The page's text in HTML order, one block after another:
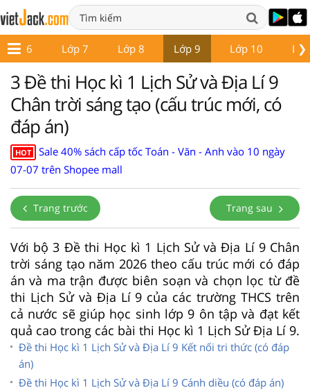
❯
Lớp 6 Lớp 7 Lớp 8 Lớp 9 Lớp 10
3 Đề thi Học kì 1 Lịch Sử và Địa Lí 9
Chân trời sáng tạo (cấu trúc mới, có
đáp án)
HOT
Sale 40% sách cấp tốc Toán - Văn - Anh vào 10 ngày
07-07 trên Shopee mall
Trang trước Trang sau
Với bộ 3 Đề thi Học kì 1 Lịch Sử và Địa Lí 9 Chân
trời sáng tạo năm 2026 theo cấu trúc mới có đáp
án và ma trận được biên soạn và chọn lọc từ đề
thi Lịch Sử và Địa Lí 9 của các trường THCS trên
cả nước sẽ giúp học sinh lớp 9 ôn tập và đạt kết
quả cao trong các bài thi Học kì 1 Lịch Sử Địa Lí 9.
Đề thi Học kì 1 Lịch Sử và Địa Lí 9 Kết nối tri thức (có đáp
án)
Đề thi Học kì 1 Lịch Sử và Địa Lí 9 Cánh diều (có đáp án)